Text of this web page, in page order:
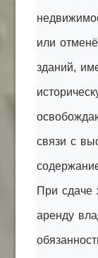
или
зданий,
связи с
При сдаче
аренду